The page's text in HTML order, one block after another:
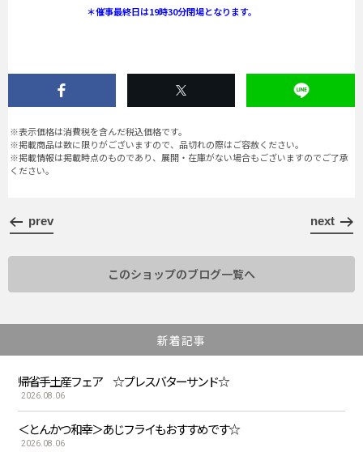
＊催事最終日は19時30分閉場となります。
※表示価格は消費税を含んだ税込価格です。
※掲載商品は数に限りがございますので、品切れの際はご容赦ください。
※掲載情報は掲載時点のものであり、展開・在庫がない場合もございますのでご了承
ください。
prev next
このショップのブログ一覧へ
新着記事
帰省手土産フェア ☆プレスバターサンド☆
2026.08.06
＜とんかつ和幸＞あじフライもおすすめです☆
2026.08.06